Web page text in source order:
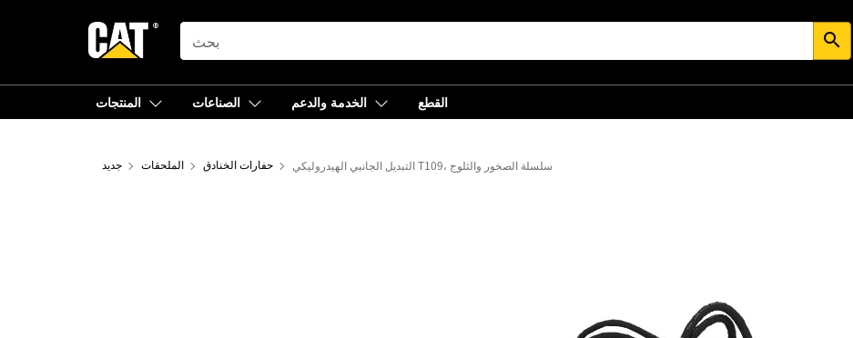
SEARCH search
المنتجات الصناعات الخدمة والدعم القطع
جديد الملحقات حفارات الخنادق التبديل الجانبي الهيدروليكي T109، سلسلة الصخور والثلوج